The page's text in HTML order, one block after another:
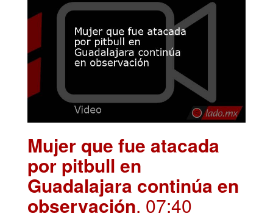
Mujer que fue atacada
por pitbull en
Guadalajara continúa en
observación. 07:40